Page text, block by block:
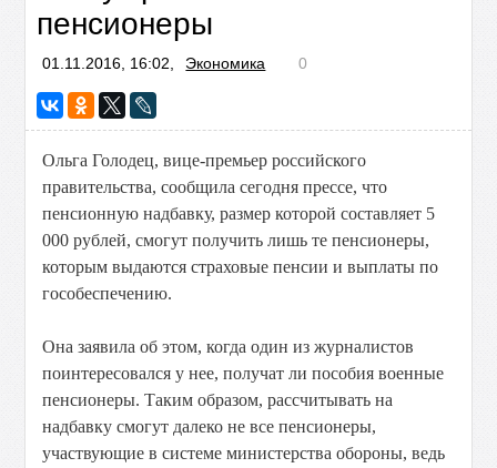
пенсионеры
01.11.2016, 16:02, Экономика 0
Ольга Голодец, вице-премьер российского
правительства, сообщила сегодня прессе, что
пенсионную надбавку, размер которой составляет 5
000 рублей, смогут получить лишь те пенсионеры,
которым выдаются страховые пенсии и выплаты по
гособеспечению.
Она заявила об этом, когда один из журналистов
поинтересовался у нее, получат ли пособия военные
пенсионеры. Таким образом, рассчитывать на
надбавку смогут далеко не все пенсионеры,
участвующие в системе министерства обороны, ведь